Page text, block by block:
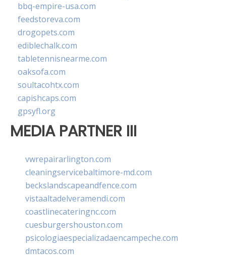
bbq-empire-usa.com
feedstoreva.com
drogopets.com
ediblechalk.com
tabletennisnearme.com
oaksofa.com
soultacohtx.com
capishcaps.com
gpsyfl.org
MEDIA PARTNER III
vwrepairarlington.com
cleaningservicebaltimore-md.com
beckslandscapeandfence.com
vistaaltadelveramendi.com
coastlinecateringnc.com
cuesburgershouston.com
psicologiaespecializadaencampeche.com
dmtacos.com